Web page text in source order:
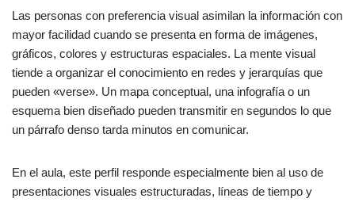
Las personas con preferencia visual asimilan la información con
mayor facilidad cuando se presenta en forma de imágenes,
gráficos, colores y estructuras espaciales. La mente visual
tiende a organizar el conocimiento en redes y jerarquías que
pueden «verse». Un mapa conceptual, una infografía o un
esquema bien diseñado pueden transmitir en segundos lo que
un párrafo denso tarda minutos en comunicar.
En el aula, este perfil responde especialmente bien al uso de
presentaciones visuales estructuradas, líneas de tiempo y